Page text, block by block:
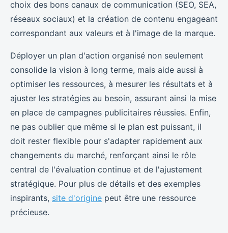
choix des bons canaux de communication (SEO, SEA,
réseaux sociaux) et la création de contenu engageant
correspondant aux valeurs et à l'image de la marque.
Déployer un plan d'action organisé non seulement
consolide la vision à long terme, mais aide aussi à
optimiser les ressources, à mesurer les résultats et à
ajuster les stratégies au besoin, assurant ainsi la mise
en place de campagnes publicitaires réussies. Enfin,
ne pas oublier que même si le plan est puissant, il
doit rester flexible pour s'adapter rapidement aux
changements du marché, renforçant ainsi le rôle
central de l'évaluation continue et de l'ajustement
stratégique. Pour plus de détails et des exemples
inspirants, site d'origine peut être une ressource
précieuse.